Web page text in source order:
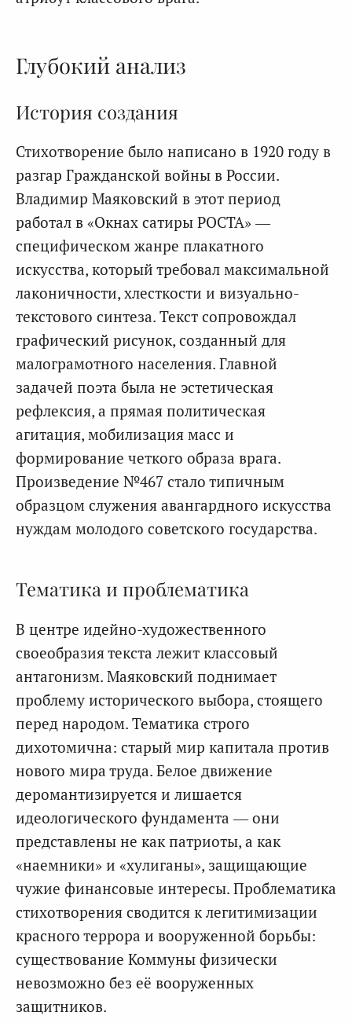
Глубокий анализ
История создания
Стихотворение было написано в 1920 году в
разгар Гражданской войны в России.
Владимир Маяковский в этот период
работал в «Окнах сатиры РОСТА» —
специфическом жанре плакатного
искусства, который требовал максимальной
лаконичности, хлесткости и визуально-
текстового синтеза. Текст сопровождал
графический рисунок, созданный для
малограмотного населения. Главной
задачей поэта была не эстетическая
рефлексия, а прямая политическая
агитация, мобилизация масс и
формирование четкого образа врага.
Произведение №467 стало типичным
образцом служения авангардного искусства
нуждам молодого советского государства.
Тематика и проблематика
В центре идейно-художественного
своеобразия текста лежит классовый
антагонизм. Маяковский поднимает
проблему исторического выбора, стоящего
перед народом. Тематика строго
дихотомична: старый мир капитала против
нового мира труда. Белое движение
деромантизируется и лишается
идеологического фундамента — они
представлены не как патриоты, а как
«наемники» и «хулиганы», защищающие
чужие финансовые интересы. Проблематика
стихотворения сводится к легитимизации
красного террора и вооруженной борьбы:
существование Коммуны физически
невозможно без её вооруженных
защитников.